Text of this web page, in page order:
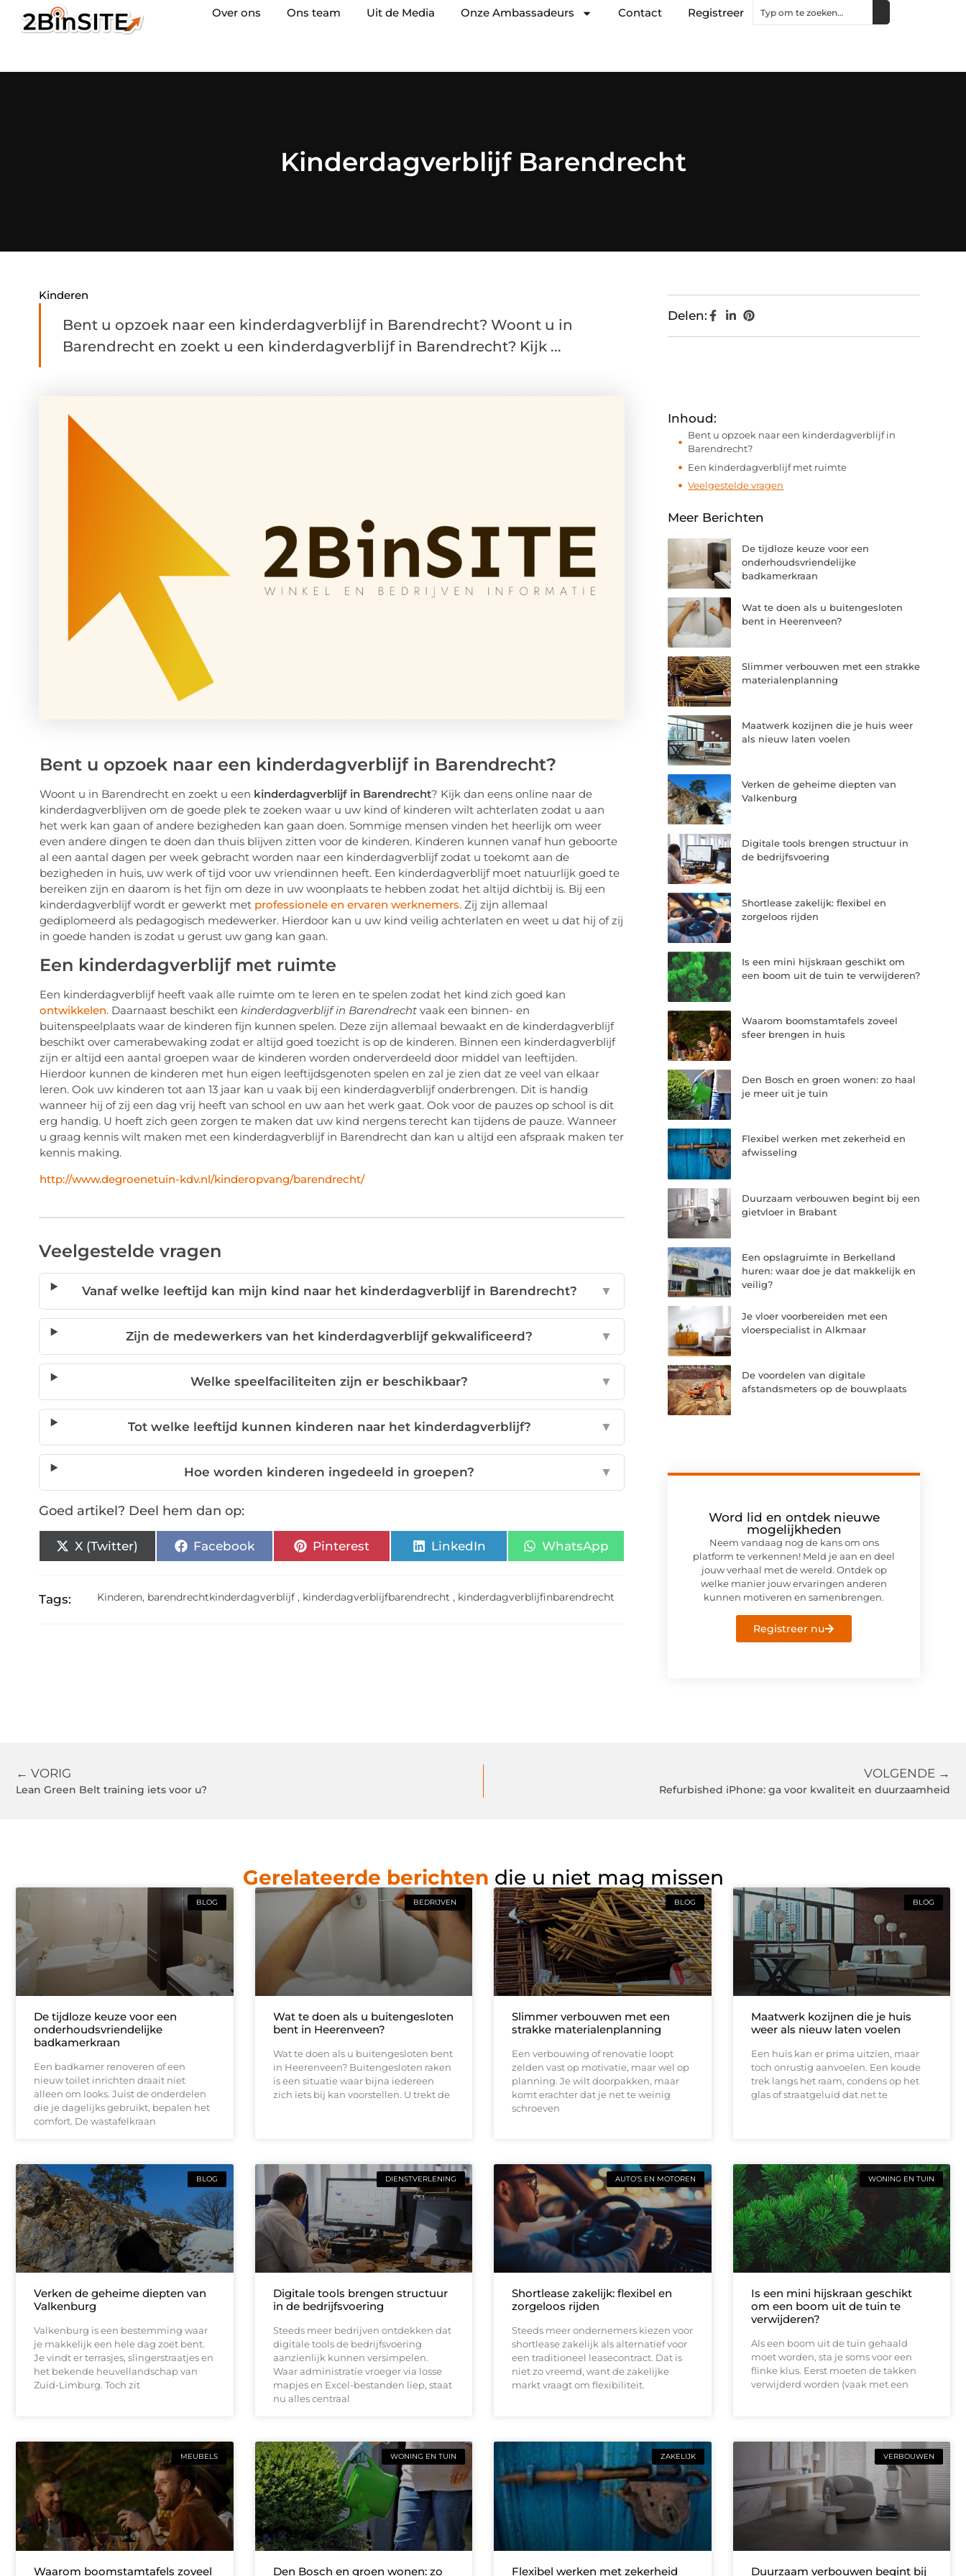
Over ons Ons team Uit de Media Onze Ambassadeurs Contact Registreer
Kinderdagverblijf Barendrecht
Kinderen
Bent u opzoek naar een kinderdagverblijf in Barendrecht? Woont u in
Barendrecht en zoekt u een kinderdagverblijf in Barendrecht? Kijk ...
Bent u opzoek naar een kinderdagverblijf in Barendrecht?
Woont u in Barendrecht en zoekt u een kinderdagverblijf in Barendrecht? Kijk dan eens online naar de
kinderdagverblijven om de goede plek te zoeken waar u uw kind of kinderen wilt achterlaten zodat u aan
het werk kan gaan of andere bezigheden kan gaan doen. Sommige mensen vinden het heerlijk om weer
even andere dingen te doen dan thuis blijven zitten voor de kinderen. Kinderen kunnen vanaf hun geboorte
al een aantal dagen per week gebracht worden naar een kinderdagverblijf zodat u toekomt aan de
bezigheden in huis, uw werk of tijd voor uw vriendinnen heeft. Een kinderdagverblijf moet natuurlijk goed te
bereiken zijn en daarom is het fijn om deze in uw woonplaats te hebben zodat het altijd dichtbij is. Bij een
kinderdagverblijf wordt er gewerkt met professionele en ervaren werknemers. Zij zijn allemaal
gediplomeerd als pedagogisch medewerker. Hierdoor kan u uw kind veilig achterlaten en weet u dat hij of zij
in goede handen is zodat u gerust uw gang kan gaan.
Een kinderdagverblijf met ruimte
Een kinderdagverblijf heeft vaak alle ruimte om te leren en te spelen zodat het kind zich goed kan
ontwikkelen. Daarnaast beschikt een kinderdagverblijf in Barendrechtvaak een binnen- en
buitenspeelplaats waar de kinderen fijn kunnen spelen. Deze zijn allemaal bewaakt en de kinderdagverblijf
beschikt over camerabewaking zodat er altijd goed toezicht is op de kinderen. Binnen een kinderdagverblijf
zijn er altijd een aantal groepen waar de kinderen worden onderverdeeld door middel van leeftijden.
Hierdoor kunnen de kinderen met hun eigen leeftijdsgenoten spelen en zal je zien dat ze veel van elkaar
leren. Ook uw kinderen tot aan 13 jaar kan u vaak bij een kinderdagverblijf onderbrengen. Dit is handig
wanneer hij of zij een dag vrij heeft van school en uw aan het werk gaat. Ook voor de pauzes op school is dit
erg handig. U hoeft zich geen zorgen te maken dat uw kind nergens terecht kan tijdens de pauze. Wanneer
u graag kennis wilt maken met een kinderdagverblijf in Barendrecht dan kan u altijd een afspraak maken ter
kennis making.
http://www.degroenetuin-kdv.nl/kinderopvang/barendrecht/
Veelgestelde vragen
Vanaf welke leeftijd kan mijn kind naar het kinderdagverblijf in Barendrecht? ▼
Zijn de medewerkers van het kinderdagverblijf gekwalificeerd? ▼
Welke speelfaciliteiten zijn er beschikbaar? ▼
Tot welke leeftijd kunnen kinderen naar het kinderdagverblijf? ▼
Hoe worden kinderen ingedeeld in groepen? ▼
Goed artikel? Deel hem dan op:
X (Twitter) Facebook Pinterest LinkedIn WhatsApp
Tags: Kinderen, barendrechtkinderdagverblijf , kinderdagverblijfbarendrecht , kinderdagverblijfinbarendrecht
Delen:
Inhoud:
Bent u opzoek naar een kinderdagverblijf in
Barendrecht?
Een kinderdagverblijf met ruimte
Veelgestelde vragen
Meer Berichten
De tijdloze keuze voor een
onderhoudsvriendelijke
badkamerkraan
Wat te doen als u buitengesloten
bent in Heerenveen?
Slimmer verbouwen met een strakke
materialenplanning
Maatwerk kozijnen die je huis weer
als nieuw laten voelen
Verken de geheime diepten van
Valkenburg
Digitale tools brengen structuur in
de bedrijfsvoering
Shortlease zakelijk: flexibel en
zorgeloos rijden
Is een mini hijskraan geschikt om
een boom uit de tuin te verwijderen?
Waarom boomstamtafels zoveel
sfeer brengen in huis
Den Bosch en groen wonen: zo haal
je meer uit je tuin
Flexibel werken met zekerheid en
afwisseling
Duurzaam verbouwen begint bij een
gietvloer in Brabant
Een opslagruimte in Berkelland
huren: waar doe je dat makkelijk en
veilig?
Je vloer voorbereiden met een
vloerspecialist in Alkmaar
De voordelen van digitale
afstandsmeters op de bouwplaats
Word lid en ontdek nieuwe
mogelijkheden
Neem vandaag nog de kans om ons
platform te verkennen! Meld je aan en deel
jouw verhaal met de wereld. Ontdek op
welke manier jouw ervaringen anderen
kunnen motiveren en samenbrengen.
Registreer nu
← VORIG
Lean Green Belt training iets voor u?
VOLGENDE →
Refurbished iPhone: ga voor kwaliteit en duurzaamheid
Gerelateerde berichten die u niet mag missen
BLOG
De tijdloze keuze voor een
onderhoudsvriendelijke
badkamerkraan
Een badkamer renoveren of een
nieuw toilet inrichten draait niet
alleen om looks. Juist de onderdelen
die je dagelijks gebruikt, bepalen het
comfort. De wastafelkraan
BEDRIJVEN
Wat te doen als u buitengesloten
bent in Heerenveen?
Wat te doen als u buitengesloten bent
in Heerenveen? Buitengesloten raken
is een situatie waar bijna iedereen
zich iets bij kan voorstellen. U trekt de
BLOG
Slimmer verbouwen met een
strakke materialenplanning
Een verbouwing of renovatie loopt
zelden vast op motivatie, maar wel op
planning. Je wilt doorpakken, maar
komt erachter dat je net te weinig
schroeven
BLOG
Maatwerk kozijnen die je huis
weer als nieuw laten voelen
Een huis kan er prima uitzien, maar
toch onrustig aanvoelen. Een koude
trek langs het raam, condens op het
glas of straatgeluid dat net te
BLOG
Verken de geheime diepten van
Valkenburg
Valkenburg is een bestemming waar
je makkelijk een hele dag zoet bent.
Je vindt er terrasjes, slingerstraatjes en
het bekende heuvellandschap van
Zuid-Limburg. Toch zit
DIENSTVERLENING
Digitale tools brengen structuur
in de bedrijfsvoering
Steeds meer bedrijven ontdekken dat
digitale tools de bedrijfsvoering
aanzienlijk kunnen versimpelen.
Waar administratie vroeger via losse
mapjes en Excel-bestanden liep, staat
nu alles centraal
AUTO’S EN MOTOREN
Shortlease zakelijk: flexibel en
zorgeloos rijden
Steeds meer ondernemers kiezen voor
shortlease zakelijk als alternatief voor
een traditioneel leasecontract. Dat is
niet zo vreemd, want de zakelijke
markt vraagt om flexibiliteit.
WONING EN TUIN
Is een mini hijskraan geschikt
om een boom uit de tuin te
verwijderen?
Als een boom uit de tuin gehaald
moet worden, sta je soms voor een
flinke klus. Eerst moeten de takken
verwijderd worden (vaak met een
MEUBELS
Waarom boomstamtafels zoveel
WONING EN TUIN
Den Bosch en groen wonen: zo
ZAKELIJK
Flexibel werken met zekerheid
VERBOUWEN
Duurzaam verbouwen begint bij